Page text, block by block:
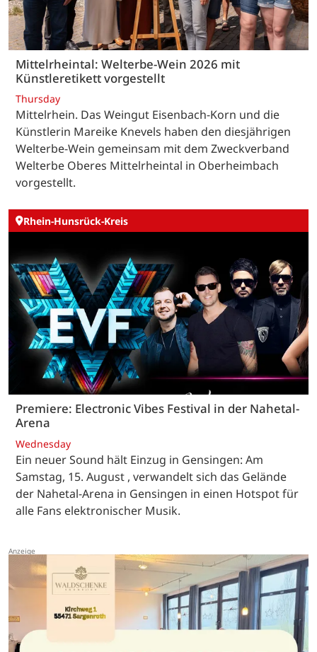
Mittelrheintal: Welterbe-Wein 2026 mit
Künstleretikett vorgestellt
Thursday
Mittelrhein. Das Weingut Eisenbach-Korn und die
Künstlerin Mareike Knevels haben den diesjährigen
Welterbe-Wein gemeinsam mit dem Zweckverband
Welterbe Oberes Mittelrheintal in Oberheimbach
vorgestellt.
Rhein-Hunsrück-Kreis
Premiere: Electronic Vibes Festival in der Nahetal-
Arena
Wednesday
Ein neuer Sound hält Einzug in Gensingen: Am
Samstag, 15. August , verwandelt sich das Gelände
der Nahetal-Arena in Gensingen in einen Hotspot für
alle Fans elektronischer Musik.